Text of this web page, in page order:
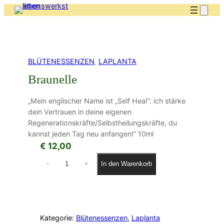
BLÜTENESSENZEN, LAPLANTA
Braunelle
„Mein englischer Name ist „Self Heal“: ich stärke
dein Vertrauen in deine eigenen
Regenerationskräfte/Selbstheilungskräfte, du
kannst jeden Tag neu anfangen!“ 10ml
€ 12,00
r
l
− + In den Warenkorb
Kategorie: Blütenessenzen, Laplanta